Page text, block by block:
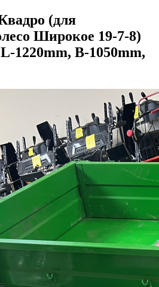
(для
Широкое 19-7-8)
1220mm, B-1050mm,